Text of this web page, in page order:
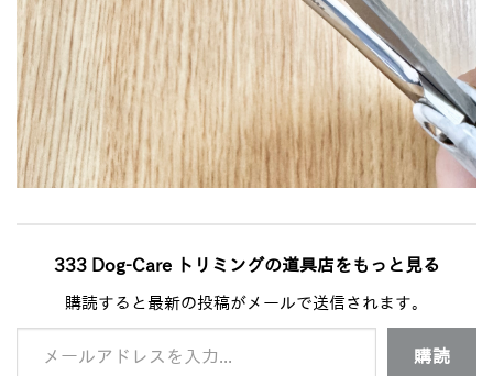
333 Dog-Care トリミングの道具店をもっと見る
購読すると最新の投稿がメールで送信されます。
メールアドレスを入力...
購読